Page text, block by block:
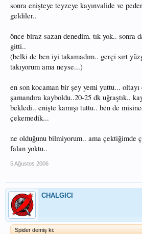
sonra enişteye teyzeye kayınvalide ve
geldiler..
önce biraz sazan denedim. tık yok.. sonra
gitti..
(belki de ben iyi takamadım.. gerçi sırt
takıyorum ama neyse...)
en son kocaman bir şey yemi yuttu... oltayı
şamandıra kayboldu..20-25 dk uğraştık..
bekledi.. enişte kamışı tuttu.. ben de
çekemedik...
ne olduğunu bilmiyorum.. ama çektiğimde
falan yoktu..
5 Ağustos 2006
CHALGICI
Spider demiş ki: